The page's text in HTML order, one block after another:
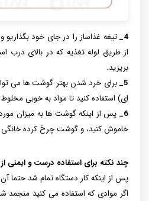
4_ تیغه غذاساز را در جای خود
از طریق لوله تغذیه که در بالای درب
بریزید.
5_ برای خرد شدن بهتر گوشت ها می
ای) استفاده کنید تا مواد به خوبی
6_
پس از اینکه گوشت ها به میزان
خاموش کنید، و گوشت چرخ کرده خانگی
چند نکته برای استفاده درست و ایمنی
پس از اینکه کار دستگاه تمام شد حتما
اگر موادی که استفاده می کنید منجمد